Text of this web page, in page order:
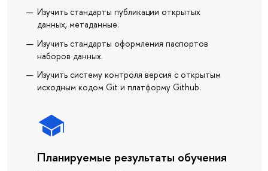
Изучить стандарты публикации открытых
данных, метаданные.
Изучить стандарты оформления паспортов
наборов данных.
Изучить систему контроля версия с открытым
исходным кодом Git и платформу Github.
Планируемые результаты обучения